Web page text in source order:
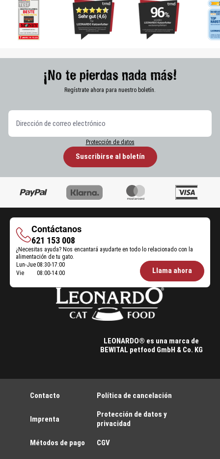
¡No te pierdas nada más!
Regístrate ahora para nuestro boletín.
Protección de datos
Suscribirse al boletín
Contáctanos
Contáctanos
621 153 008
¿Necesitas ayuda? Nos encantará ayudarte en todo lo relacionado con la
alimentación de tu gato.
Öffnungszeiten
Lun-Jue08:30-17:00
Vie
08:00-14:00 Llama ahora
LEONARDO® es una marca de
BEWITAL petfood GmbH & Co. KG
Contacto
Imprenta
Métodos de pago
Política de cancelación
Protección de datos y
privacidad
CGV